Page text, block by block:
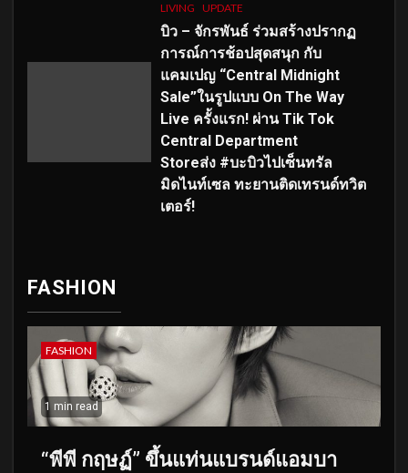
LIVING UPDATE
บิว – จักรพันธ์ ร่วมสร้างปรากฏ
การณ์การช้อปสุดสนุก กับ
แคมเปญ “Central Midnight
Sale”ในรูปแบบ On The Way
Live ครั้งแรก! ผ่าน Tik Tok
Central Department
Storeส่ง #บะบิวไปเซ็นทรัล
มิดไนท์เซล ทะยานติดเทรนด์ทวิต
เตอร์!
FASHION
FASHION
1 min read
“พีพี กฤษฏ์” ขึ้นแท่นแบรนด์แอมบา